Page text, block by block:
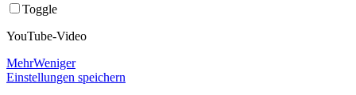
Toggle
YouTube-Video
MehrWeniger
Einstellungen speichern